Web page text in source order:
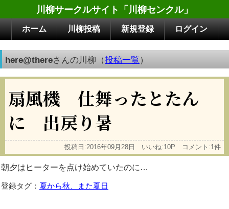
川柳サークルサイト「川柳センクル」
ホーム 川柳投稿 新規登録 ログイン
here@thereさんの川柳（投稿一覧）
扇風機 仕舞ったとたん
に 出戻り暑
投稿日:2016年09月28日 いいね:10P コメント:1件
朝夕はヒーターを点け始めていたのに…
登録タグ： 夏から秋、また夏日